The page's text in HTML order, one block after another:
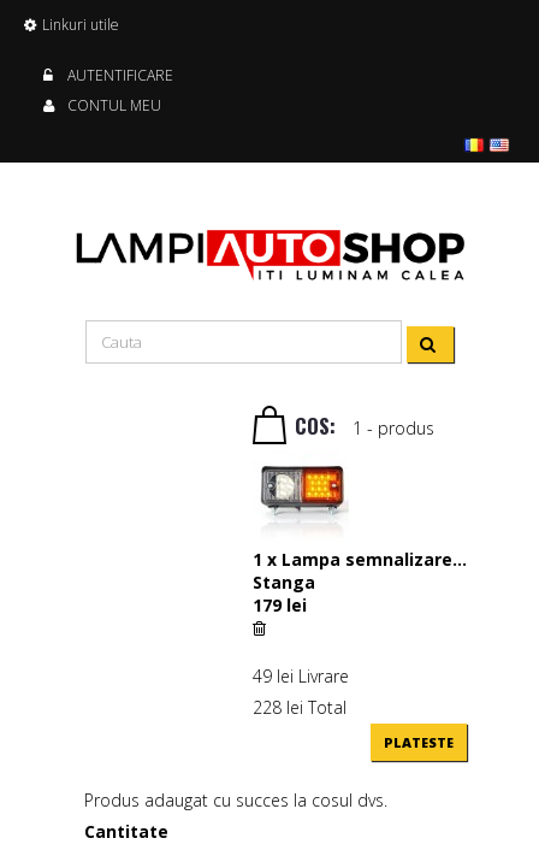
Linkuri utile
AUTENTIFICARE
CONTUL MEU
COS: 1 - produs
1 x Lampa semnalizare...
Stanga
179 lei
49 lei Livrare
228 lei Total
PLATESTE
Produs adaugat cu succes la cosul dvs.
Cantitate